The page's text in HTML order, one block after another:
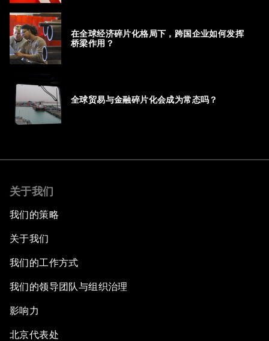
在全球经济碎片化格局下，跨国企业如何发挥
桥梁作用？
全球贸易与金融碎片化会成为常态吗？
关于我们
我们的策略
关于我们
我们的工作方式
我们的领导团队与组织治理
影响力
北京代表处